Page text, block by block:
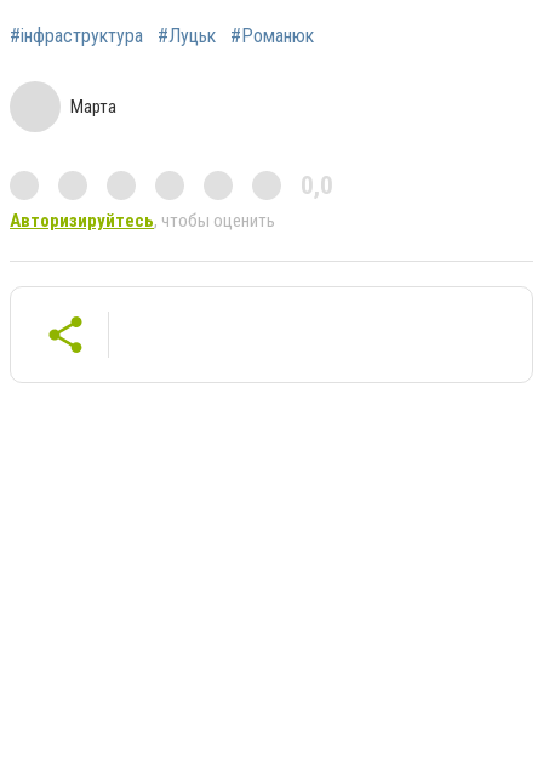
#інфраструктура #Луцьк #Романюк
Марта
0,0
Авторизируйтесь, чтобы оценить